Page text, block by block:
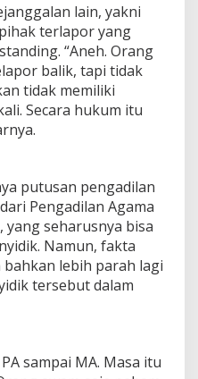
lain, yakni
terlapor yang
“Aneh. Orang
balik, tapi tidak
tidak memiliki
Secara hukum itu
putusan pengadilan
Pengadilan Agama
seharusnya bisa
Namun, fakta
lebih parah lagi
tersebut dalam
sampai MA. Masa itu